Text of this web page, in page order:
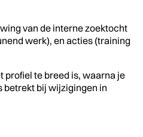
van de interne zoektocht
werk), en acties (training
profiel te breed is, waarna je
betrekt bij wijzigingen in